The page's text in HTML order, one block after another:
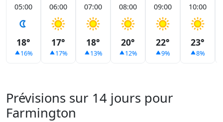
05:00
18°
16%
06:00
17°
17%
07:00
18°
13%
08:00
20°
12%
09:00
22°
9%
10:00
23°
8%
Prévisions sur 14 jours pour
Farmington